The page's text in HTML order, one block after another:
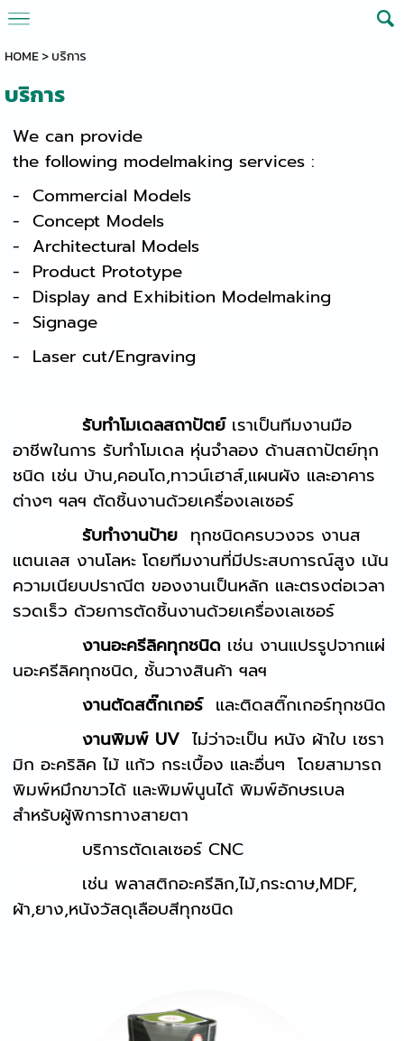
HOME>บริการ
บริการ
We can provide
the following modelmaking services :
- Commercial Models
- Concept Models
- Architectural Models
- Product Prototype
- Display and Exhibition Modelmaking
- Signage
- Laser cut/Engraving
รับทำโมเดลสถาปัตย์เราเป็นทีมงานมือ
อาชีพในการ รับทำโมเดล หุ่นจำลอง ด้านสถาปัตย์ทุก
ชนิด เช่น บ้าน,คอนโด,ทาวน์เฮาส์,แผนผัง และอาคาร
ต่างๆ ฯลฯ ตัดชิ้นงานด้วยเครื่องเลเซอร์
รับทำงานป้าย ทุกชนิดครบวงจร งานส
แตนเลส งานโลหะ โดยทีมงานที่มีประสบการณ์สูง เน้น
ความเนียบปราณีต ของงานเป็นหลัก และตรงต่อเวลา
รวดเร็ว ด้วยการตัดชิ้นงานด้วยเครื่องเลเซอร์
งานอะครีลิคทุกชนิด เช่น งานแปรรูปจากแผ่
นอะครีลิคทุกชนิด, ชั้นวางสินค้า ฯลฯ
งานตัดสติ๊กเกอร์ และติดสติ๊กเกอร์ทุกชนิด
งานพิมพ์ UVไม่ว่าจะเป็น หนัง ผ้าใบ เซรา
มิก อะคริลิค ไม้ แก้ว กระเบื้อง และอื่นๆ โดยสามารถ
พิมพ์หมึกขาวได้ และพิมพ์นูนได้ พิมพ์อักษรเบล
สำหรับผู้พิการทางสายตา
บริการตัดเลเซอร์ CNC
เช่น พลาสติกอะครีลิก,ไม้,กระดาษ,MDF,
ผ้า,ยาง,หนังวัสดุเลือบสีทุกชนิด